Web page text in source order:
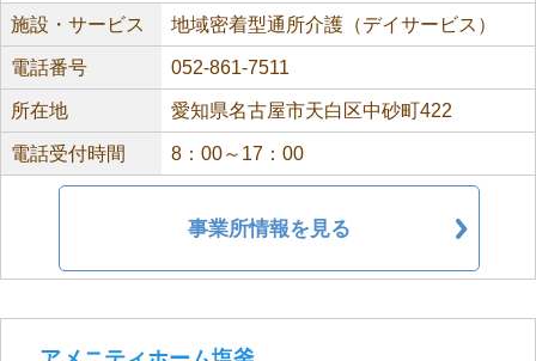
施設・サービス 地域密着型通所介護（デイサービス）
電話番号 052-861-7511
所在地 愛知県名古屋市天白区中砂町422
電話受付時間 8：00～17：00
事業所情報を見る